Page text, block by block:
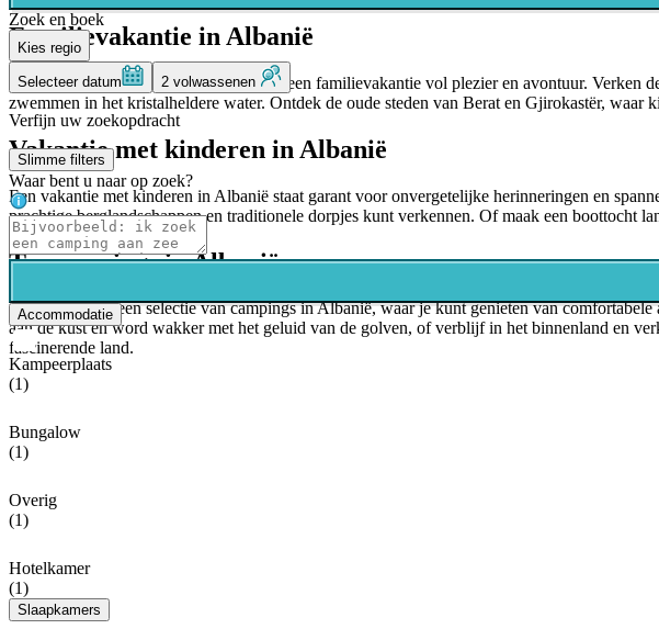
Familievakantie in Albanië
Albanië is de perfecte bestemming voor een familievakantie vol plezier en avontuur. Verken
zwemmen in het kristalheldere water. Ontdek de oude steden van Berat en Gjirokastër,
Vakantie met kinderen in Albanië
Een vakantie met kinderen in Albanië staat garant voor onvergetelijke herinneringen en
prachtige berglandschappen en traditionele dorpjes kunt verkennen. Of maak een boottocht
Topcampings in Albanië
Allcamps biedt een selectie van campings in Albanië, waar je kunt genieten van
aan de kust en word wakker met het geluid van de golven, of verblijf in het binnenland en
fascinerende land.
Zoek en boek
Kies regio
Selecteer datum 2 volwassenen
Verfijn uw zoekopdracht
Slimme filters
Waar bent u naar op zoek?
Accommodatie
Kampeerplaats
(1)
Bungalow
(1)
Overig
(1)
Hotelkamer
(1)
Slaapkamers